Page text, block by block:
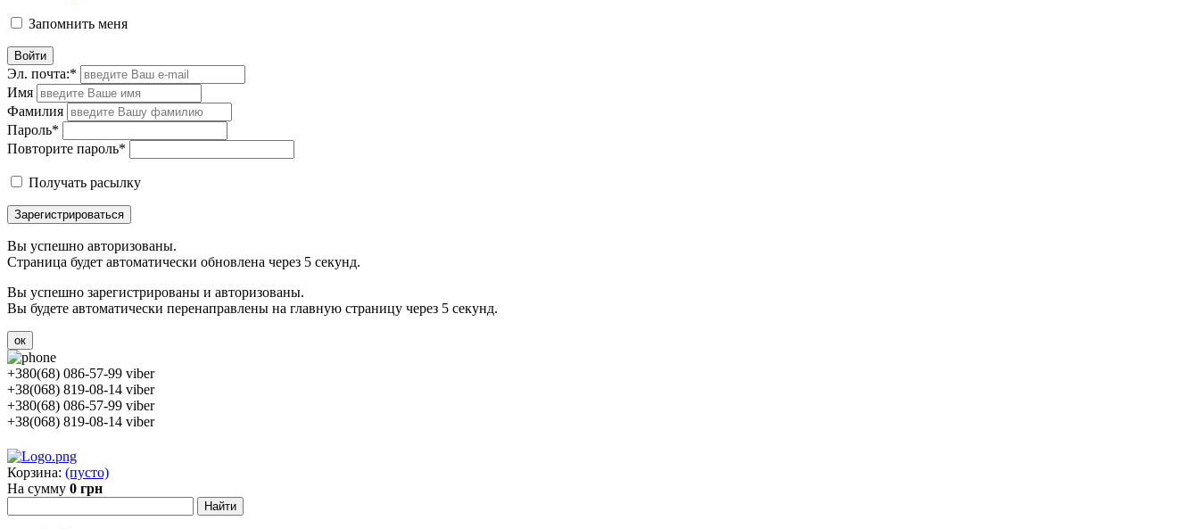
Запомнить меня
Войти
Эл. почта:*
Имя
Фамилия
Пароль*
Повторите пароль*
Получать расылку
Зарегистрироваться
Вы успешно авторизованы.
Страница будет автоматически обновлена через 5 секунд.
Вы успешно зарегистрированы и авторизованы.
Вы будете автоматически перенаправлены на главную страницу через 5 секунд.
ок
+380(68) 086-57-99 viber
+38(068) 819-08-14 viber
+380(68) 086-57-99 viber
+38(068) 819-08-14 viber
Корзина: (пусто)
На сумму 0 грн